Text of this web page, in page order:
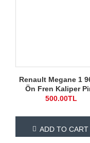
Renault Megane 1
Ön Fren Kaliper
500.00TL
ADD TO CART